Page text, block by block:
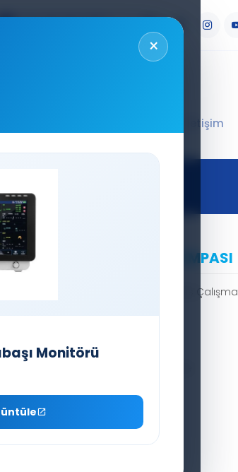
İletişim
PP-9900 PCA AĞRI POMPASI
Kontrollü Güvenilir ve Hassas Çalışma
Açılışta Kendini Test Etme
Hava ve Tıkanıklık Seviyesi
Bolus ve Purge Fonksiyonları
×
Monitörü